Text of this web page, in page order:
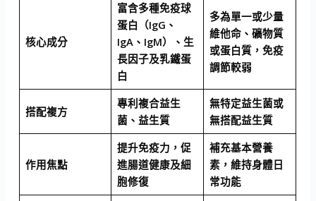
核心成分
富含多種免疫球
蛋白（IgG、
IgA、IgM）、生
長因子及乳鐵蛋
白
多為單一或少量
維他命、礦物質
或蛋白質，免疫
調節較弱
搭配複方
專利複合益生
菌、益生質
無特定益生菌或
無搭配益生質
作用焦點
提升免疫力，促
進腸道健康及細
胞修復
補充基本營養
素，維持身體日
常功能